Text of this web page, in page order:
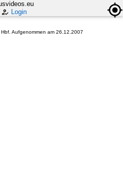
Login
Aufgenommen am 26.12.2007